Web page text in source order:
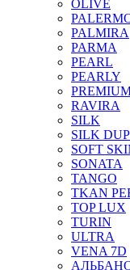
OLIVE
PALMIRA
PARMA
PEARL
PEARLY
RAVIRA
SILK
SILK
SOFT
SONATA
TANGO
TKAN
TOP LUX
TURIN
ULTRA
VENA 7D